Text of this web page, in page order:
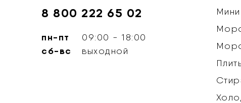
8 800 222 65 02
пн-пт 09:00 - 18:00
сб-вс выходной